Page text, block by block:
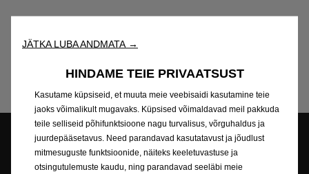
Esinduse otsing Broneeri proovisõit
JÄTKA LUBA ANDMATA →
HINDAME TEIE PRIVAATSUST
Kasutame küpsiseid, et muuta meie veebisaidi kasutamine teie
jaoks võimalikult mugavaks. Küpsised võimaldavad meil pakkuda
teile selliseid põhifunktsioone nagu turvalisus, võrguhaldus ja
juurdepääsetavus. Need parandavad kasutatavust ja jõudlust
mitmesuguste funktsioonide, näiteks keeletuvastuse ja
otsingutulemuste kaudu, ning parandavad seeläbi meie